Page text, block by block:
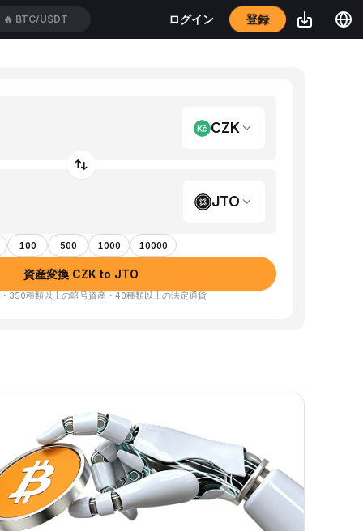
🔥 BTC/USDT ログイン 登録
CZK
JTO
100 500 1000 10000
資産変換 CZK to JTO
350種類以上の暗号資産・40種類以上の法定通貨